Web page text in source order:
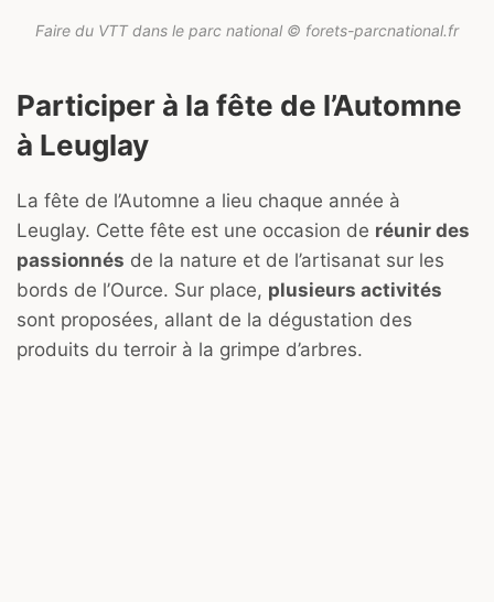
Faire du VTT dans le parc national © forets-parcnational.fr
Participer à la fête de l’Automne
à Leuglay
La fête de l’Automne a lieu chaque année à
Leuglay. Cette fête est une occasion de réunir des
passionnés de la nature et de l’artisanat sur les
bords de l’Ource. Sur place, plusieurs activités
sont proposées, allant de la dégustation des
produits du terroir à la grimpe d’arbres.